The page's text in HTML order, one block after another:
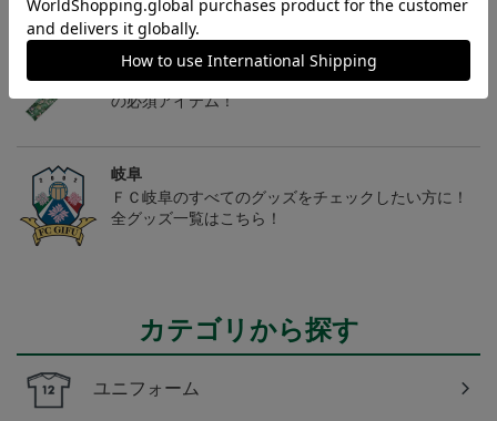
岐阜
こだわりのデザインに注目！タオルマフラーは応援
の必須アイテム！
岐阜
ＦＣ岐阜のすべてのグッズをチェックしたい方に！
全グッズ一覧はこちら！
カテゴリから探す
ユニフォーム